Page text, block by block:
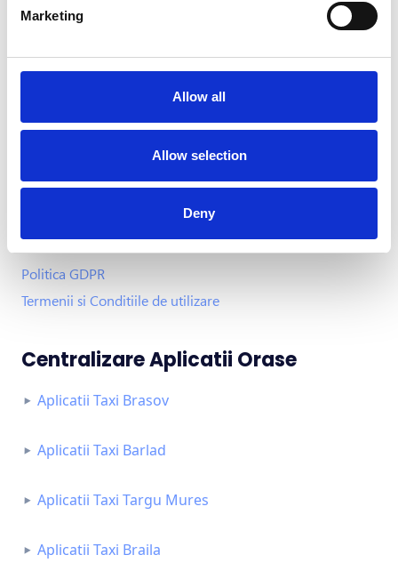
Marketing
Allow all
Allow selection
Deny
+40 799 255 777
Tudor Arghezi nr. 8-10, Cladirea Unimed, Etaj P,1,
Intrebari frecvente
Politica GDPR
Termenii si Conditiile de utilizare
Centralizare Aplicatii Orase
Aplicatii Taxi Brasov
Aplicatii Taxi Barlad
Aplicatii Taxi Targu Mures
Aplicatii Taxi Braila